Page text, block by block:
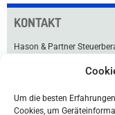
Um die besten
Cookies, um
KONTAKT
Hason & Partner
Tel +43 1 211 91-0